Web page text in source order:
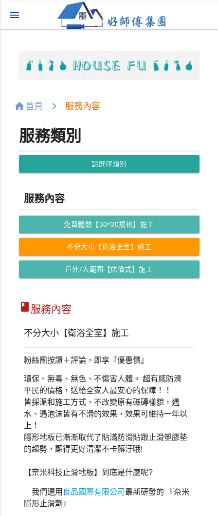
menu
home首頁 服務內容
服務類別
請選擇類別
服務內容
免費體驗【30*30規格】施工
不分大小【衛浴全室】施工
戶外/大範圍【估價式】施工
class 服務內容
不分大小【衛浴全室】施工
粉絲團按讚＋評論，即享『優惠價』
環保、無毒、無色、不傷害人體。 超有感防滑
平民的價格，送給全家人最安心的保障！！
皆採溫和施工方式，不改變原有磁磚樣貌，遇
水、遇泡沫皆有不滑的效果，效果可維持一年以
上！
隱形地板已漸漸取代了貼滿防滑貼跟止滑塑膠墊
的趨勢，顯得更好清潔不卡髒汙哦!
【奈米科技止滑地板】到底是什麼呢?
我們選用 良品國際有限公司 最新研發的
『奈米
隱形止滑劑』